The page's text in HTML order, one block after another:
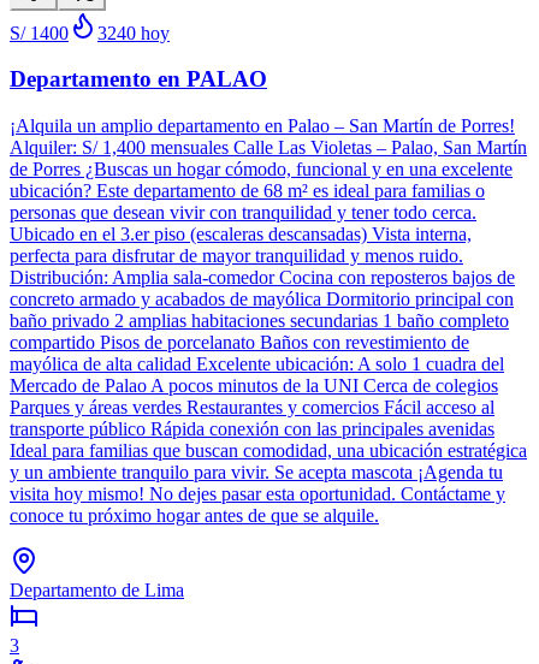
S/ 1400 3240 hoy
Departamento en PALAO
¡Alquila un amplio departamento en Palao – San Martín de Porres!
Alquiler: S/ 1,400 mensuales Calle Las Violetas – Palao, San Martín
de Porres ¿Buscas un hogar cómodo, funcional y en una excelente
ubicación? Este departamento de 68 m² es ideal para familias o
personas que desean vivir con tranquilidad y tener todo cerca.
Ubicado en el 3.er piso (escaleras descansadas) Vista interna,
perfecta para disfrutar de mayor tranquilidad y menos ruido.
Distribución: Amplia sala-comedor Cocina con reposteros bajos de
concreto armado y acabados de mayólica Dormitorio principal con
baño privado 2 amplias habitaciones secundarias 1 baño completo
compartido Pisos de porcelanato Baños con revestimiento de
mayólica de alta calidad Excelente ubicación: A solo 1 cuadra del
Mercado de Palao A pocos minutos de la UNI Cerca de colegios
Parques y áreas verdes Restaurantes y comercios Fácil acceso al
transporte público Rápida conexión con las principales avenidas
Ideal para familias que buscan comodidad, una ubicación estratégica
y un ambiente tranquilo para vivir. Se acepta mascota ¡Agenda tu
visita hoy mismo! No dejes pasar esta oportunidad. Contáctame y
conoce tu próximo hogar antes de que se alquile.
Departamento de Lima
3